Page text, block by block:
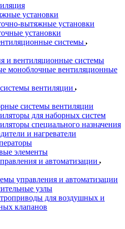
установки
вытяжные установки
установки
системы
и вентиляционные системы
моноблочные вентиляционные
вентиляции
системы вентиляции
для наборных систем
специального назначения
и нагреватели
элементы
и автоматизации
управления и автоматизации
узлы
для воздушных и
клапанов